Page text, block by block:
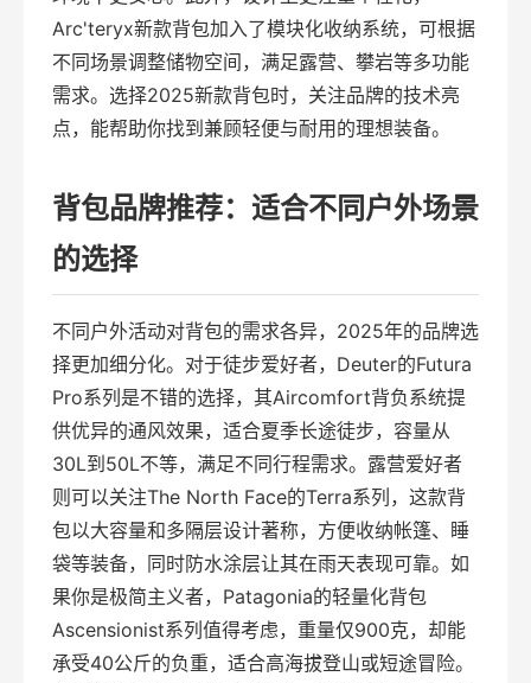
Arc'teryx新款背包加入了模块化收纳系统，可根据
不同场景调整储物空间，满足露营、攀岩等多功能
需求。选择2025新款背包时，关注品牌的技术亮
点，能帮助你找到兼顾轻便与耐用的理想装备。
背包品牌推荐：适合不同户外场景
的选择
不同户外活动对背包的需求各异，2025年的品牌选
择更加细分化。对于徒步爱好者，Deuter的Futura
Pro系列是不错的选择，其Aircomfort背负系统提
供优异的通风效果，适合夏季长途徒步，容量从
30L到50L不等，满足不同行程需求。露营爱好者
则可以关注The North Face的Terra系列，这款背
包以大容量和多隔层设计著称，方便收纳帐篷、睡
袋等装备，同时防水涂层让其在雨天表现可靠。如
果你是极简主义者，Patagonia的轻量化背包
Ascensionist系列值得考虑，重量仅900克，却能
承受40公斤的负重，适合高海拔登山或短途冒险。